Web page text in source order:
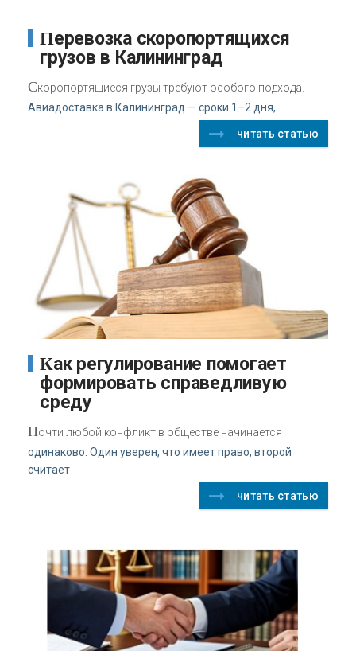
Перевозка скоропортящихся
грузов в Калининград
Скоропортящиеся грузы требуют особого подхода.
Авиадоставка в Калининград — сроки 1–2 дня,
читать статью
Как регулирование помогает
формировать справедливую
среду
Почти любой конфликт в обществе начинается
одинаково. Один уверен, что имеет право, второй
считает
читать статью